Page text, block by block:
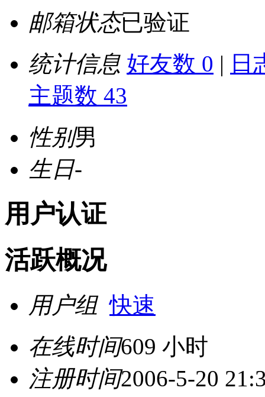
邮箱状态已验证
统计信息 好友数 0 | 日
主题数 43
性别男
生日-
用户认证
活跃概况
用户组快速
在线时间609 小时
注册时间2006-5-20